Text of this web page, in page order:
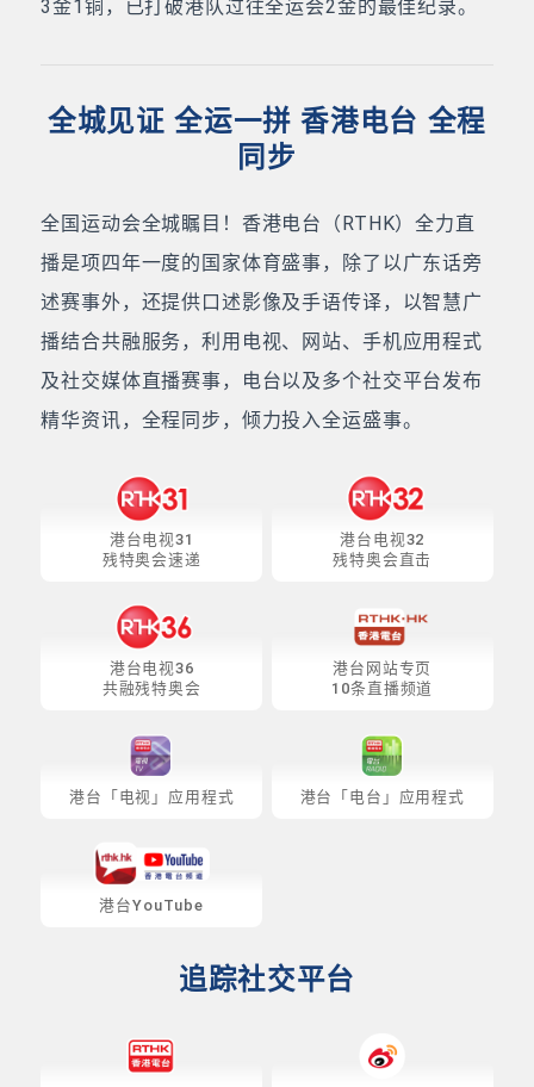
3金1铜，已打破港队过往全运会2金的最佳纪录。
全城见证 全运一拼 香港电台 全程
同步
全国运动会全城瞩目！香港电台（RTHK）全力直
播是项四年一度的国家体育盛事，除了以广东话旁
述赛事外，还提供口述影像及手语传译，以智慧广
播结合共融服务，利用电视、网站、手机应用程式
及社交媒体直播赛事，电台以及多个社交平台发布
精华资讯，全程同步，倾力投入全运盛事。
港台电视31
残特奥会速递
港台电视32
残特奥会直击
港台电视36
共融残特奥会
港台网站专页
10条直播频道
港台「电视」应用程式 港台「电台」应用程式
港台YouTube
追踪社交平台